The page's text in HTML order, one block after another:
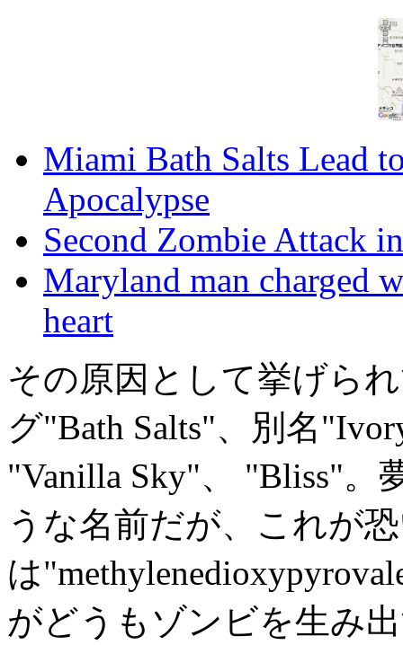
Miami Bath Salts Lead
Apocalypse
Second Zombie Attack
Maryland man charged
heart
その原因として挙げら
グ"Bath Salts"、別名
"Vanilla Sky"、 "Bliss"。
うな名前だが、これが
は
がどうもゾンビを生み